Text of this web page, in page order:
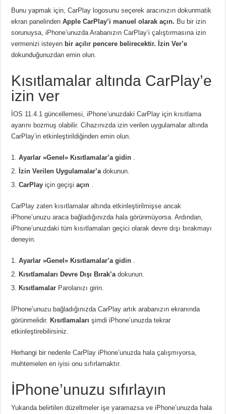
Bunu yapmak için, CarPlay logosunu seçerek aracınızın dokunmatik
ekran panelindenApple CarPlay’i manuel olarak açın. Bu bir izin
sorunuysa, iPhone’unuzda Arabanızın CarPlay’i çalıştırmasına izin
vermenizi isteyen bir açılır pencere belirecektir. İzin Ver’e
dokunduğunuzdan emin olun.
Kısıtlamalar altında CarPlay’e
izin ver
İOS 11.4.1 güncellemesi, iPhone’unuzdaki CarPlay için kısıtlama
ayarını bozmuş olabilir. Cihazınızda izin verilen uygulamalar altında
CarPlay’in etkinleştirildiğinden emin olun.
Ayarlar »Genel» Kısıtlamalar’a gidin
İzin Verilen Uygulamalar’a dokunun.
CarPlay için geçişiaçın
CarPlay zaten kısıtlamalar altında etkinleştirilmişse ancak
iPhone’unuzu araca bağladığınızda hala görünmüyorsa. Ardından,
iPhone’unuzdaki tüm kısıtlamaları geçici olarak devre dışı bırakmayı
deneyin.
Ayarlar »Genel» Kısıtlamalar’a gidin
Kısıtlamaları Devre Dışı Bırak’a dokunun.
Kısıtlamalar Parolanızı girin.
İPhone’unuzu bağladığınızda CarPlay artık arabanızın ekranında
görünmelidir.Kısıtlamaları şimdi iPhone’unuzda tekrar
etkinleştirebilirsiniz.
Herhangi bir nedenle CarPlay iPhone’unuzda hala çalışmıyorsa,
muhtemelen en iyisi onu sıfırlamaktır.
İPhone’unuzu sıfırlayın
Yukarıda belirtilen düzeltmeler işe yaramazsa ve iPhone’unuzda hala